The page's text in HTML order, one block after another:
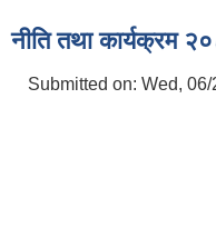
नीति तथा कार्यक्रम
Submitted on: Wed, 06/